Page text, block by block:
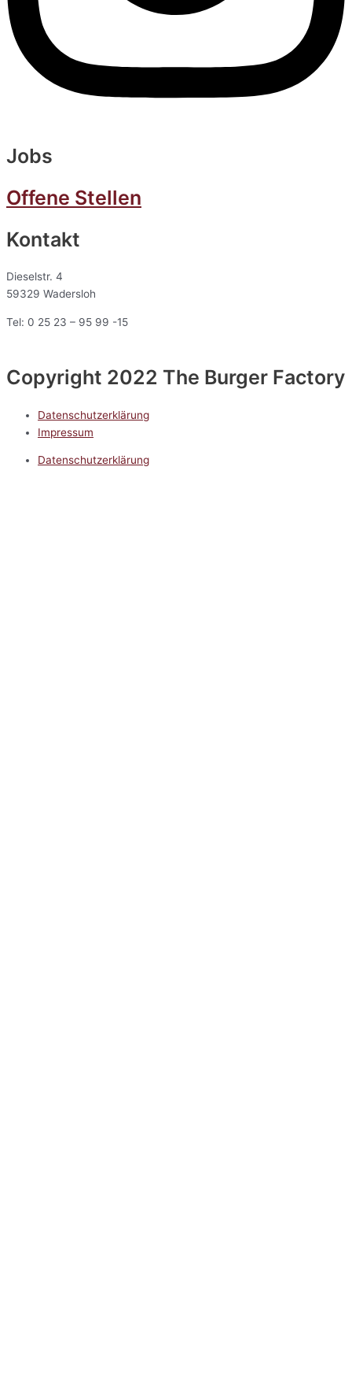
Jobs
Offene Stellen
Kontakt
Dieselstr. 4
59329 Wadersloh
Tel: 0 25 23 – 95 99 -15
Copyright 2022 The Burger Factory
Datenschutzerklärung
Impressum
Datenschutzerklärung